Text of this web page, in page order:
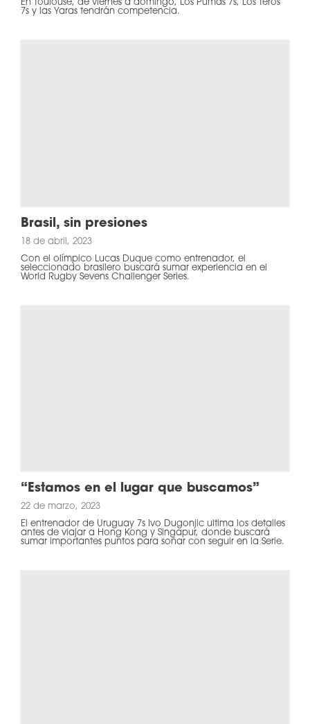
En Toulouse, de viernes a domingo, Los Pumas 7s, Los Teros
7s y las Yaras tendrán competencia.
Brasil, sin presiones
18 de abril, 2023
Con el olímpico Lucas Duque como entrenador, el
seleccionado brasilero buscará sumar experiencia en el
World Rugby Sevens Challenger Series.
“Estamos en el lugar que buscamos”
22 de marzo, 2023
El entrenador de Uruguay 7s Ivo Dugonjic ultima los detalles
antes de viajar a Hong Kong y Singapur, donde buscará
sumar importantes puntos para soñar con seguir en la Serie.